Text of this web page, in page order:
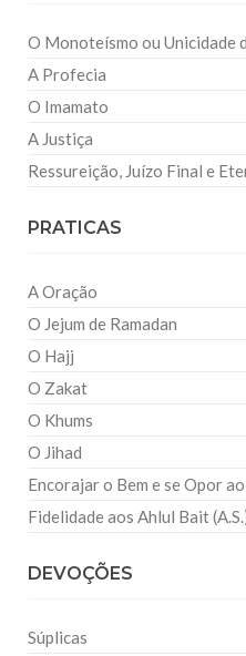
O Monoteísmo ou Unicidade
A Profecia
O Imamato
A Justiça
Ressureição, Juízo Final e
PRATICAS
A Oração
O Jejum de Ramadan
O Hajj
O Zakat
O Khums
O Jihad
Encorajar o Bem e se Opor
Fidelidade aos Ahlul Bait
DEVOÇÕES
Súplicas